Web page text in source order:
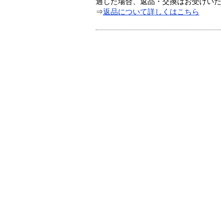
過した場合、返品・交換はお受けいた
⇒返品について詳しくはこちら